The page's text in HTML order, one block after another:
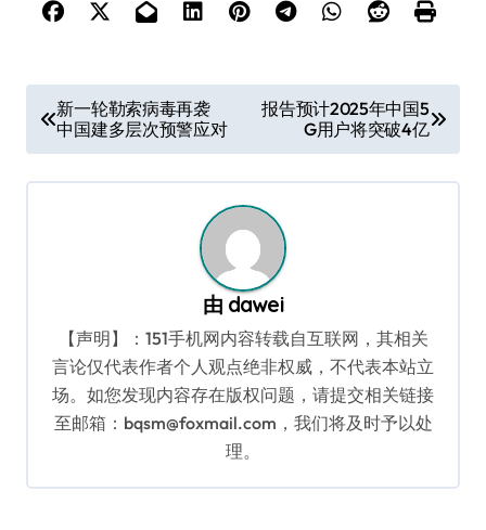
章
导
新一轮勒索病毒再袭
中国建多层次预警应对
报告预计2025年中国5
G用户将突破4亿
由 dawei
【声明】：151手机网内容转载自互联网，其相关
言论仅代表作者个人观点绝非权威，不代表本站立
场。如您发现内容存在版权问题，请提交相关链接
至邮箱：bqsm@foxmail.com，我们将及时予以处
理。